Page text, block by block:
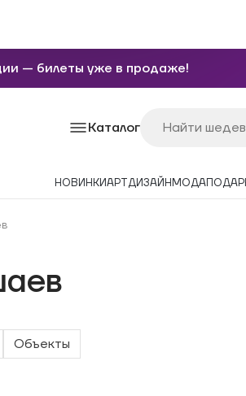
— билеты уже в продаже!
Каталог
НОВИНКИАРТДИЗАЙН МОДА
Объекты